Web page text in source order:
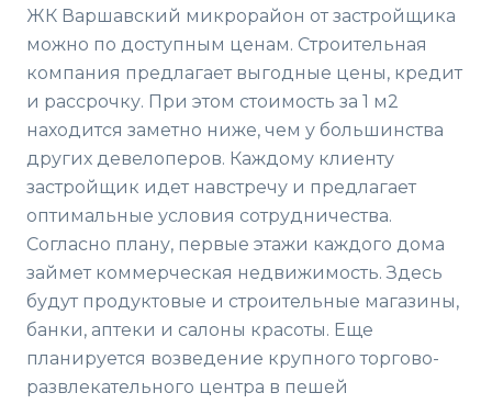
ЖК Варшавский микрорайон от застройщика
можно по доступным ценам. Строительная
компания предлагает выгодные цены, кредит
и рассрочку. При этом стоимость за 1 м2
находится заметно ниже, чем у большинства
других девелоперов. Каждому клиенту
застройщик идет навстречу и предлагает
оптимальные условия сотрудничества.
Согласно плану, первые этажи каждого дома
займет коммерческая недвижимость. Здесь
будут продуктовые и строительные магазины,
банки, аптеки и салоны красоты. Еще
планируется возведение крупного торгово-
развлекательного центра в пешей